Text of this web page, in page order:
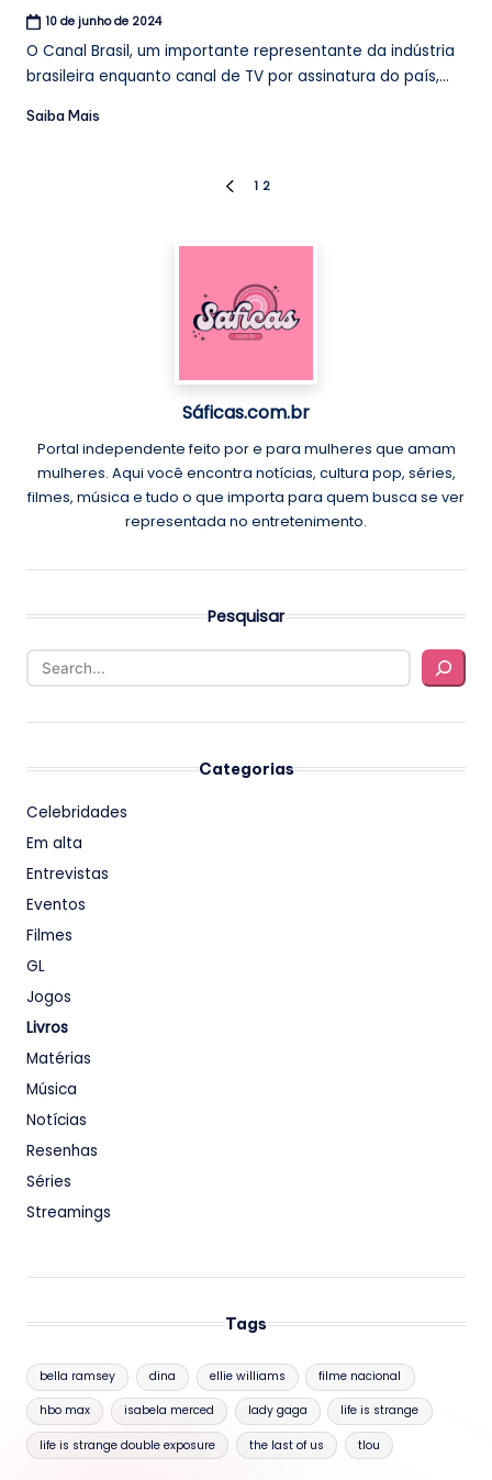
10 de junho de 2024
O Canal Brasil, um importante representante da indústria
brasileira enquanto canal de TV por assinatura do país,...
Saiba Mais
PREVIOUS
1 2
Sáficas.com.br
Portal independente feito por e para mulheres que amam
mulheres. Aqui você encontra notícias, cultura pop, séries,
filmes, música e tudo o que importa para quem busca se ver
representada no entretenimento.
Pesquisar
Categorias
Celebridades
Em alta
Entrevistas
Eventos
Filmes
GL
Jogos
Livros
Matérias
Música
Notícias
Resenhas
Séries
Streamings
Tags
bella ramsey dina ellie williams filme nacional
hbo max isabela merced lady gaga life is strange
life is strange double exposure the last of us tlou